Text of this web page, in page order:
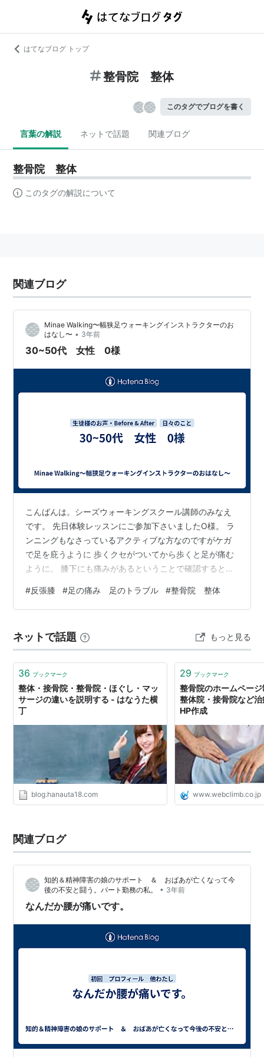
はてなブログ トップ
整骨院 整体
このタグでブログを書く
言葉の解説 ネットで話題 関連ブログ
整骨院 整体
このタグの解説について
関連ブログ
Minae Walking〜幅狭足ウォーキングインストラクターのお
はなし〜 • 3年前
30~50代 女性 0様
こんばんは。シーズウォーキングスクール講師のみなえ
です。 先日体験レッスンにご参加下さいましたO様。 ラ
ンニングもなさっているアクティブな方なのですがケガ
で足を庇うように 歩くクセがついてから歩くと足が痛む
ように。 膝下にも痛みがあるということで確認すると反
でかなりお体に負担が出ている様子でした。 接骨院にも
イロイロと通われているそうですが、なかなか改善せず
ご説明させていただくと 「今までお話しした中で一番納
得のいく答えが返ってきて嬉しかった！」との お言葉を
いただきました。 私も反張膝によ…
#反張膝 #足の痛み 足のトラブル #整骨院 整体
ネットで話題 もっと見る
36 ブックマーク
整体・接骨院・整骨院・ほぐし・マッ
サージの違いを説明する - はなうた横
丁
blog.hanauta18.com
29 ブックマーク
整骨院のホームペー
整体院・接骨院など
HP作成
www.webclimb.co.jp
関連ブログ
知的＆精神障害の娘のサポート ＆ おばあが亡くなって今
後の不安と闘う。パート勤務の私。
• 3年前
なんだか腰が痛いです。